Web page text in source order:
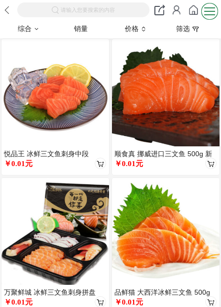
请输入您要搜索的内容
综合 销量 价格 筛选
悦品王 冰鲜三文鱼刺身中段
500g 生鱼片 海鲜水产
￥0.01元
万聚鲜城 冰鲜三文鱼刺身拼盘
500g 刺身套餐生鱼片 海鲜水
￥0.01元
顺食真 挪威进口三文鱼 500g 新
鲜刺身三文鱼冰鲜中段现杀
￥0.01元
品鲜猫 大西洋冰鲜三文鱼 500g
刺身中段 海鲜生鱼片
￥0.01元